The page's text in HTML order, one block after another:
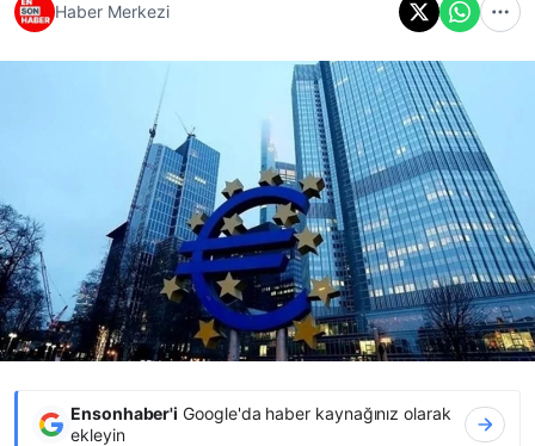
Haber Merkezi
Ensonhaber'i Google'da haber kaynağınız olarak
ekleyin